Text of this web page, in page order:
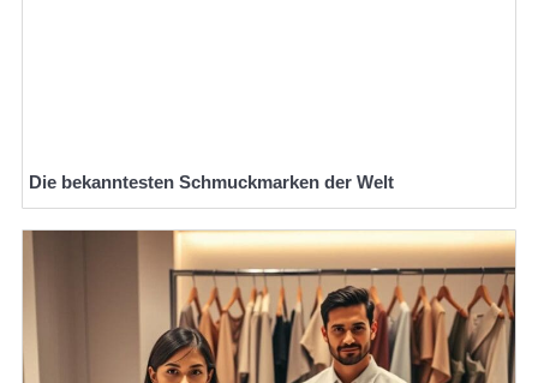
Die bekanntesten Schmuckmarken der Welt